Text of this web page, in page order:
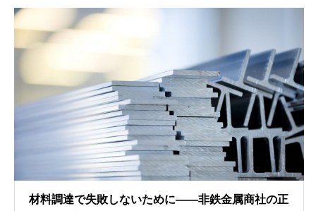
材料調達で失敗しないために——非鉄金属商社の正